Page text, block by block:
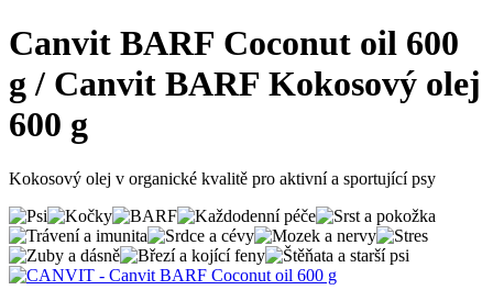
Canvit BARF Coconut oil 600
g / Canvit BARF Kokosový olej
600 g
Kokosový olej v organické kvalitě pro aktivní a sportující psy